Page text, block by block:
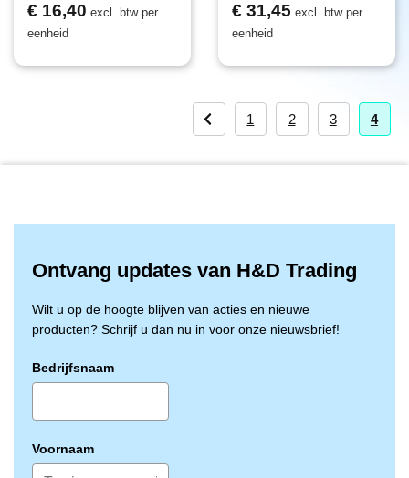
€ 16,40 excl. btw per
eenheid
€ 31,45 excl. btw per
eenheid
1 2 3 4
Ontvang updates van H&D Trading
Wilt u op de hoogte blijven van acties en nieuwe
producten? Schrijf u dan nu in voor onze nieuwsbrief!
Bedrijfsnaam
Voornaam